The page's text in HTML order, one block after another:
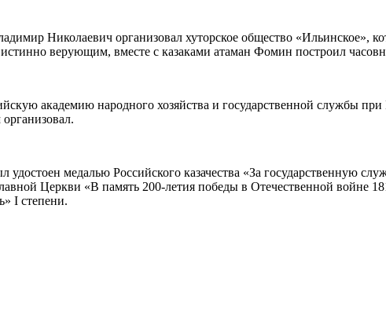
Николаевич организовал хуторское общество «Ильинское»,
верующим, вместе с казаками атаман Фомин построил
академию народного хозяйства и государственной службы
медалью Российского казачества «За государственную
Церкви «В память 200-летия победы в Отечественной войне
I степени.